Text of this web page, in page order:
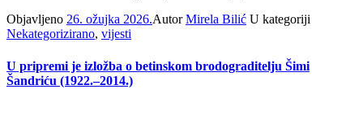
Objavljeno 26. ožujka 2026.AutorMirela Bilić U kategoriji
Nekategorizirano, vijesti
U pripremi je izložba o betinskom brodograditelju Šimi
Šandriću (1922.–2014.)